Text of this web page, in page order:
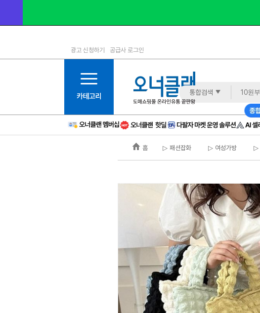
1등급
6등급
11등급
12등급
15등급
16등급
광고 신청하기 공급사 로그인
통합검색
홈 ▷ 패션잡화 ▷ 여성가방 ▷